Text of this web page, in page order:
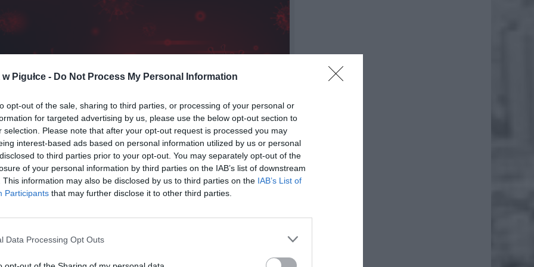
Pigułce - Do Not Process My Personal Information
opt-out of the sale, sharing to third parties, or processing of your personal or
for targeted advertising by us, please use the below opt-out section to
selection. Please note that after your opt-out request is processed you may
interest-based ads based on personal information utilized by us or personal
to third parties prior to your opt-out. You may separately opt-out of the
of your personal information by third parties on the IAB’s list of downstream
This information may also be disclosed by us to third parties on the IAB’s List of
Participants that may further disclose it to other third parties.
Data Processing Opt Outs
się „Wprost”, Krzysztof Sobolewski jest zakażony koronawirusem.
nieoficjalnie w obozie władzy, przebywa on od piątku w szpitalu.